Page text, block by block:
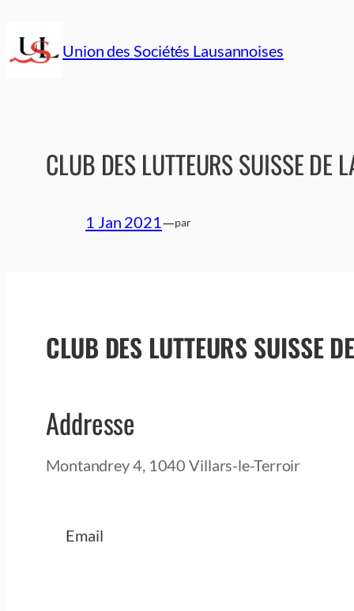
au
contenu
Union des Sociétés Lausannoises
CLUB DES LUTTEURS SUISSE DE
1 Jan 2021—par
CLUB DES LUTTEURS SUISSE
Addresse
Montandrey 4, 1040 Villars-le-Terroir
Email